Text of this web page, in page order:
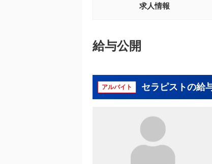
求人情報
給与公開
アルバイト セラピストの給